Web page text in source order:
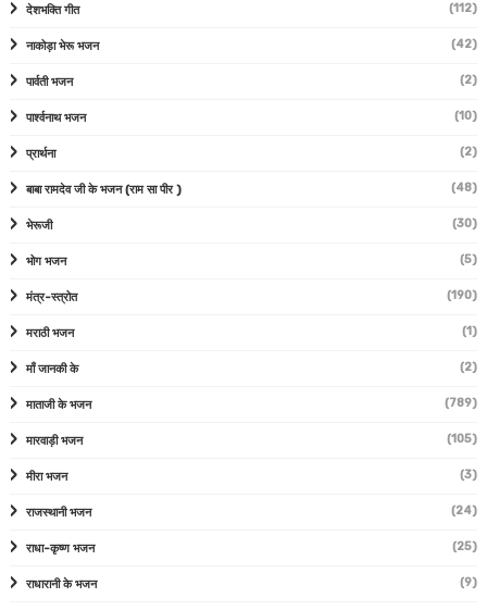
देशभक्ति गीत (112)
नाकोड़ा भेरू भजन (42)
पार्वती भजन (2)
पार्श्वनाथ भजन (10)
प्रार्थना (2)
बाबा रामदेव जी के भजन (राम सा पीर ) (48)
भेरूजी (30)
भोग भजन (5)
मंत्र-स्त्रोत (190)
मराठी भजन (1)
माँ जानकी के (2)
माताजी के भजन (789)
मारवाड़ी भजन (105)
मीरा भजन (3)
राजस्थानी भजन (24)
राधा-कृष्ण भजन (25)
राधारानी के भजन (9)